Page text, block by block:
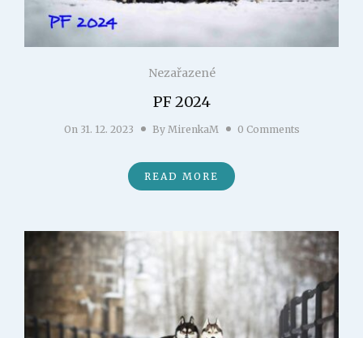
Nezařazené
PF 2024
On 31. 12. 2023 By MirenkaM 0 Comments
READ MORE